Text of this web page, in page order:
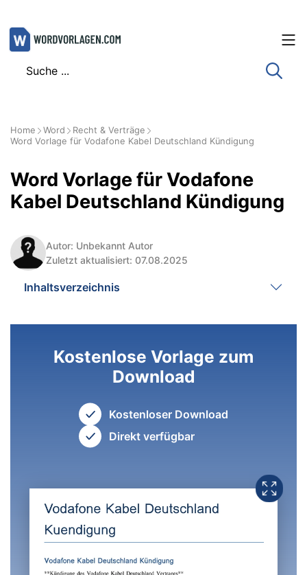
Zum
Inhalt
Home Word
Recht & Verträge
Word Vorlage für Vodafone Kabel Deutschland Kündigung
Word Vorlage für Vodafone
Kabel Deutschland Kündigung
Autor: Unbekannt Autor
Zuletzt aktualisiert: 07.08.2025
Inhaltsverzeichnis
Kostenlose Vorlage zum
Download
Kostenloser Download
Direkt verfügbar